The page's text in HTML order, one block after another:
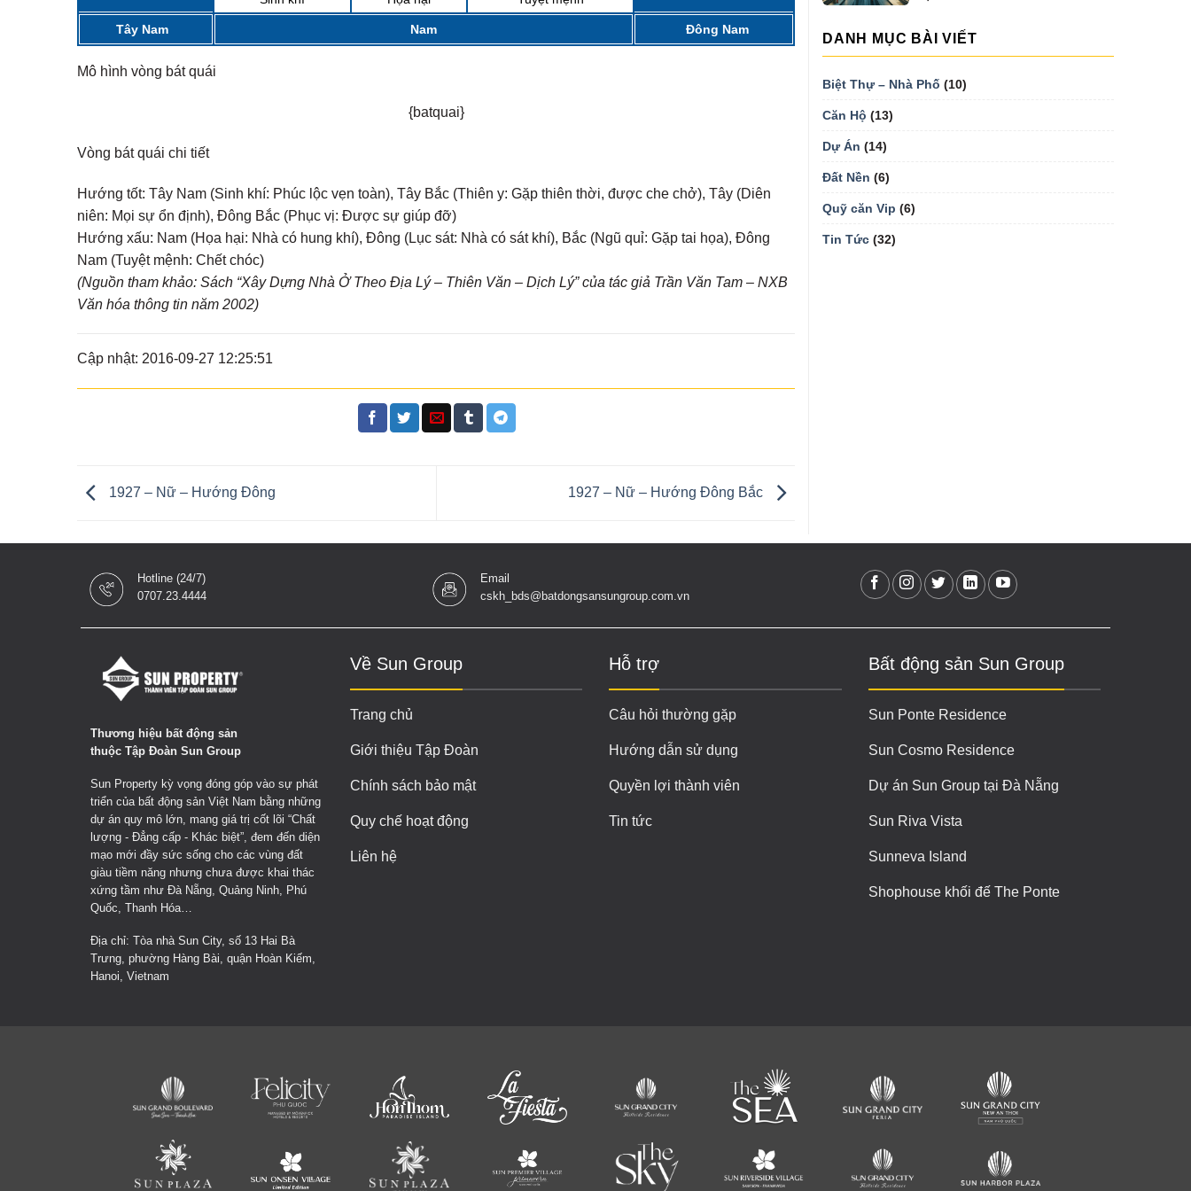
Tây Nam Nam Đông Nam
Mô hình vòng bát quái
{batquai}
Vòng bát quái chi tiết
Hướng tốt: Tây Nam (Sinh khí: Phúc lộc vẹn toàn), Tây Bắc (Thiên y: Gặp thiên thời, được che chở), Tây (Diên
niên: Mọi sự ổn định), Đông Bắc (Phục vị: Được sự giúp đỡ)
Hướng xấu: Nam (Họa hại: Nhà có hung khí), Đông (Lục sát: Nhà có sát khí), Bắc (Ngũ quỉ: Gặp tai họa), Đông
Nam (Tuyệt mệnh: Chết chóc)
(Nguồn tham khảo: Sách “Xây Dựng Nhà Ở Theo Địa Lý – Thiên Văn – Dịch Lý” của tác giả Trần Văn Tam – NXB
Văn hóa thông tin năm 2002)
Cập nhật: 2016-09-27 12:25:51
1927 – Nữ – Hướng Đông 1927 – Nữ – Hướng Đông Bắc
DANH MỤC BÀI VIẾT
Biệt Thự – Nhà Phố (10)
Căn Hộ (13)
Dự Án (14)
Đất Nền (6)
Quỹ căn Vip (6)
Tin Tức (32)
Hotline (24/7)
0707.23.4444
Email
cskh_bds@batdongsansungroup.com.vn
Thương hiệu bất động sản
thuộc Tập Đoàn Sun Group
Sun Property kỳ vọng đóng góp vào sự phát
triển của bất động sản Việt Nam bằng những
dự án quy mô lớn, mang giá trị cốt lõi “Chất
lượng - Đẳng cấp - Khác biệt”, đem đến diện
mạo mới đầy sức sống cho các vùng đất
giàu tiềm năng nhưng chưa được khai thác
xứng tầm như Đà Nẵng, Quảng Ninh, Phú
Quốc, Thanh Hóa…
Địa chỉ: Tòa nhà Sun City, số 13 Hai Bà
Trưng, phường Hàng Bài, quận Hoàn Kiếm,
Hanoi, Vietnam
Về Sun Group
Trang chủ
Giới thiệu Tập Đoàn
Chính sách bảo mật
Quy chế hoạt động
Liên hệ
Hỗ trợ
Câu hỏi thường gặp
Hướng dẫn sử dụng
Quyền lợi thành viên
Tin tức
Bất động sản Sun Group
Sun Ponte Residence
Sun Cosmo Residence
Dự án Sun Group tại Đà Nẵng
Sun Riva Vista
Sunneva Island
Shophouse khối đế The Ponte